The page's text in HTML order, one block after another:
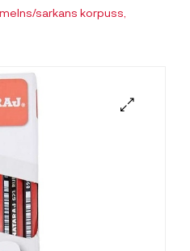
sarkans korpuss,